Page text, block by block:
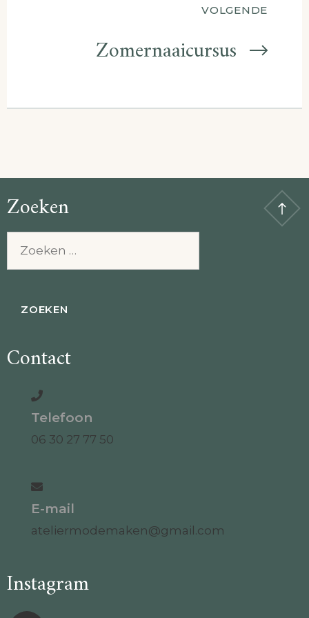
VOLGENDE
Zomernaaicursus
Zoeken
Contact
Telefoon
06 30 27 77 50
E-mail
ateliermodemaken@gmail.com
Instagram